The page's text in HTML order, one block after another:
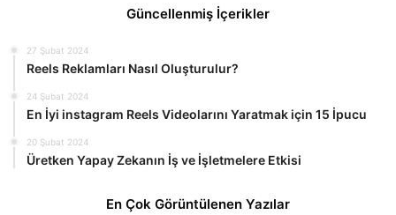
Güncellenmiş İçerikler
27 Şubat 2024
Reels Reklamları Nasıl Oluşturulur?
24 Şubat 2024
En İyi instagram Reels Videolarını Yaratmak için 15 İpucu
20 Şubat 2024
Üretken Yapay Zekanın İş ve İşletmelere Etkisi
En Çok Görüntülenen Yazılar